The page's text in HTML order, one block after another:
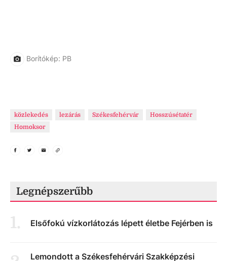
Borítókép: PB
közlekedés lezárás Székesfehérvár
Hosszúsétatér
Homoksor
Legnépszerűbb
1. Elsőfokú vízkorlátozás lépett életbe Fejérben is
Lemondott a Székesfehérvári Szakképzési